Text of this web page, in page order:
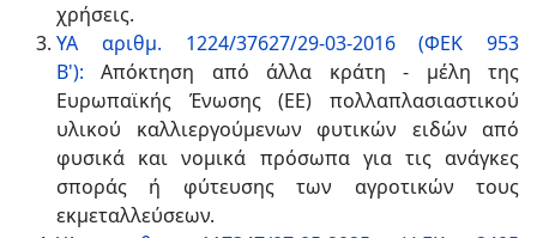
χρήσεις.
ΥΑ αριθμ. 1224/37627/29-03-2016 (ΦΕΚ 953
Β'): Απόκτηση από άλλα κράτη - μέλη της
Ευρωπαϊκής Ένωσης (ΕΕ) πολλαπλασιαστικού
υλικού καλλιεργούμενων φυτικών ειδών από
φυσικά και νομικά πρόσωπα για τις ανάγκες
σποράς ή φύτευσης των αγροτικών τους
εκμεταλλεύσεων.